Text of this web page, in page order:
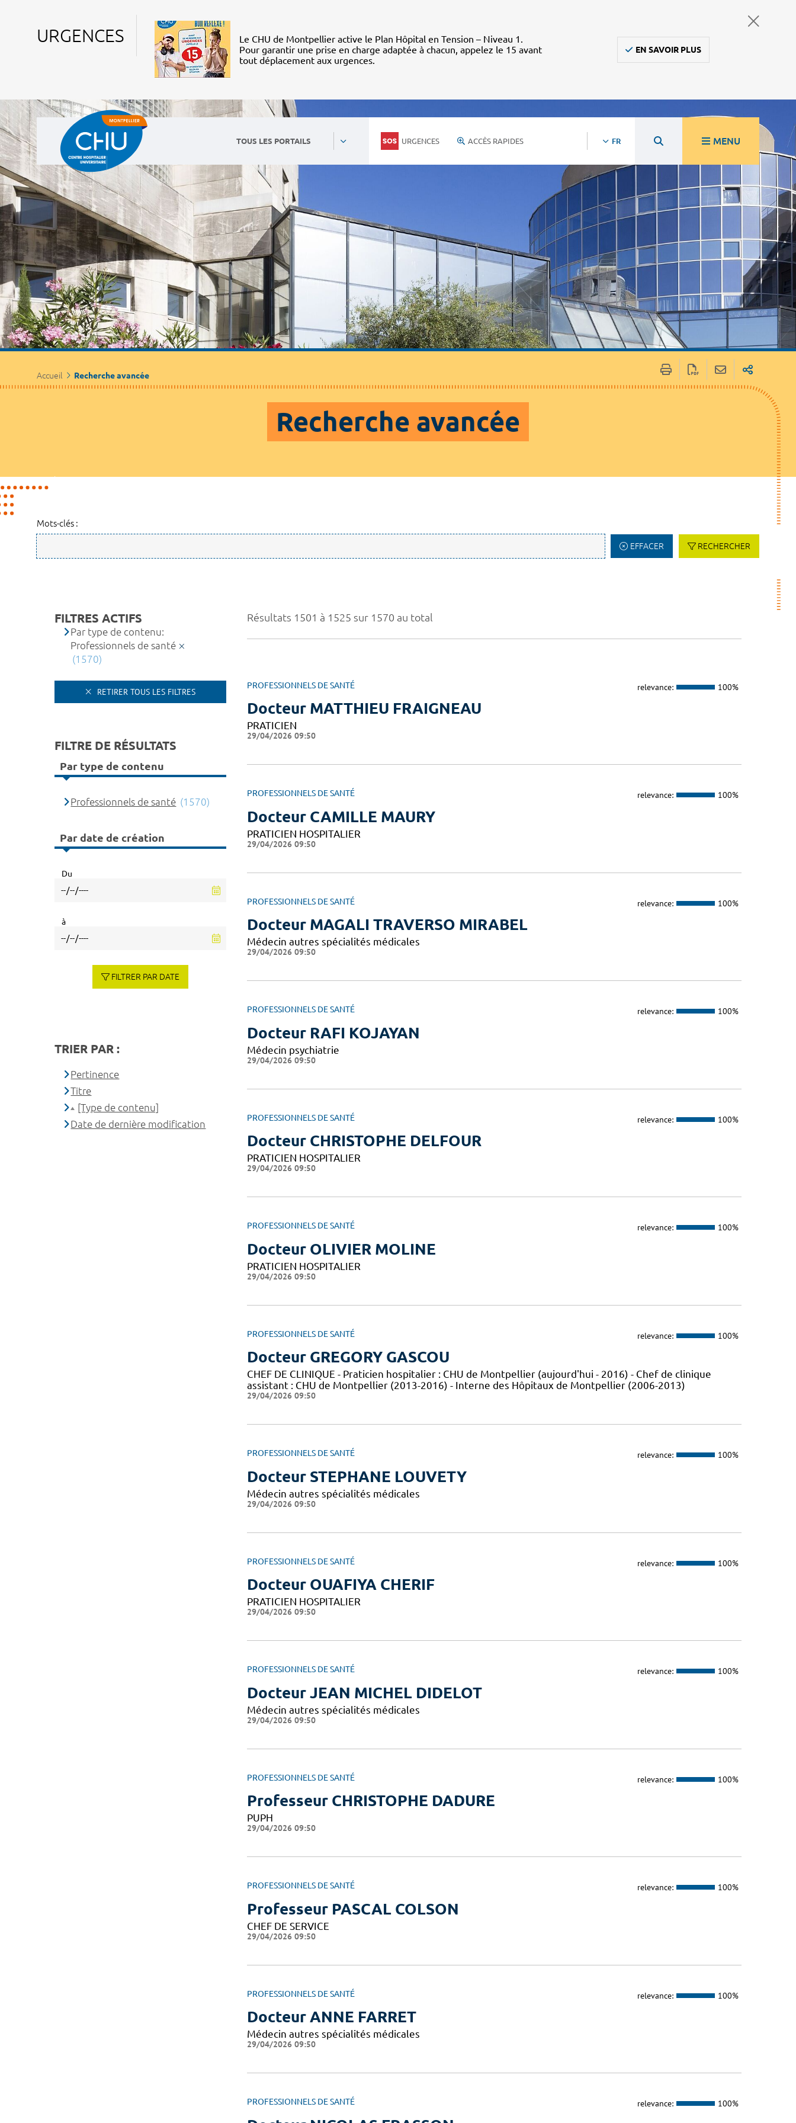
URGENCES
Le CHU de Montpellier active le Plan Hôpital en Tension – Niveau 1.
Pour garantir une prise en charge adaptée à chacun, appelez le 15 avant
tout déplacement aux urgences.
EN SAVOIR PLUS
TOUS LES PORTAILS URGENCES ACCÈS RAPIDES FR MENU
Accueil Recherche avancée
Recherche avancée
Mots-clés :
EFFACER RECHERCHER
Résultats 1501 à 1525 sur 1570 au total
PROFESSIONNELS DE SANTÉ relevance: 100%
Docteur MATTHIEU FRAIGNEAU
PRATICIEN
29/04/2026 09:50
PROFESSIONNELS DE SANTÉ relevance: 100%
Docteur CAMILLE MAURY
PRATICIEN HOSPITALIER
29/04/2026 09:50
PROFESSIONNELS DE SANTÉ relevance: 100%
Docteur MAGALI TRAVERSO MIRABEL
Médecin autres spécialités médicales
29/04/2026 09:50
PROFESSIONNELS DE SANTÉ relevance: 100%
Docteur RAFI KOJAYAN
Médecin psychiatrie
29/04/2026 09:50
PROFESSIONNELS DE SANTÉ relevance: 100%
Docteur CHRISTOPHE DELFOUR
PRATICIEN HOSPITALIER
29/04/2026 09:50
PROFESSIONNELS DE SANTÉ relevance: 100%
Docteur OLIVIER MOLINE
PRATICIEN HOSPITALIER
29/04/2026 09:50
PROFESSIONNELS DE SANTÉ relevance: 100%
Docteur GREGORY GASCOU
CHEF DE CLINIQUE - Praticien hospitalier : CHU de Montpellier (aujourd'hui - 2016) - Chef de clinique
assistant : CHU de Montpellier (2013-2016) - Interne des Hôpitaux de Montpellier (2006-2013)
29/04/2026 09:50
PROFESSIONNELS DE SANTÉ relevance: 100%
Docteur STEPHANE LOUVETY
Médecin autres spécialités médicales
29/04/2026 09:50
PROFESSIONNELS DE SANTÉ relevance: 100%
Docteur OUAFIYA CHERIF
PRATICIEN HOSPITALIER
29/04/2026 09:50
PROFESSIONNELS DE SANTÉ relevance: 100%
Docteur JEAN MICHEL DIDELOT
Médecin autres spécialités médicales
29/04/2026 09:50
PROFESSIONNELS DE SANTÉ relevance: 100%
Professeur CHRISTOPHE DADURE
PUPH
29/04/2026 09:50
PROFESSIONNELS DE SANTÉ relevance: 100%
Professeur PASCAL COLSON
CHEF DE SERVICE
29/04/2026 09:50
PROFESSIONNELS DE SANTÉ relevance: 100%
Docteur ANNE FARRET
Médecin autres spécialités médicales
29/04/2026 09:50
PROFESSIONNELS DE SANTÉ relevance: 100%
FILTRES ACTIFS
Par type de contenu:
Professionnels de santé
(1570)
RETIRER TOUS LES FILTRES
FILTRE DE RÉSULTATS
Par type de contenu
Professionnels de santé (1570)
Par date de création
Du
à
FILTRER PAR DATE
TRIER PAR :
Pertinence
Titre
[Type de contenu]
Date de dernière modification